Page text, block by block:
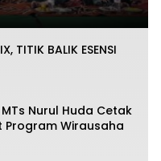
TITIK BALIK ESENSI
Nurul Huda Cetak
Program Wirausaha